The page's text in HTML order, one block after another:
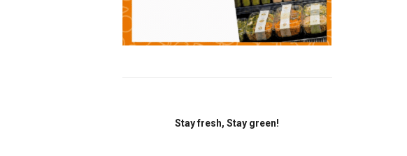
Stay fresh, Stay green!